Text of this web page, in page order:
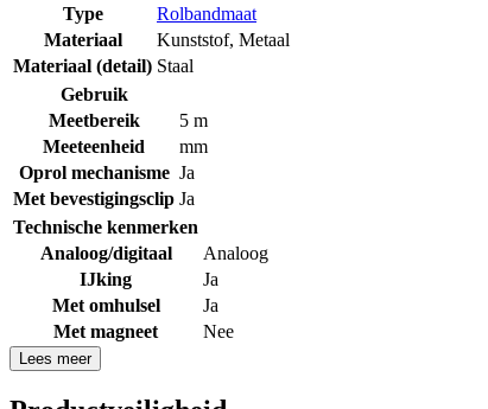
Type
Rolbandmaat
Materiaal
Kunststof, Metaal
Materiaal (detail) Staal
Gebruik
Meetbereik
5 m
Meeteenheid
mm
Oprol mechanisme Ja
Met bevestigingsclip Ja
Technische kenmerken
Analoog/digitaal
Analoog
IJking
Ja
Met omhulsel
Ja
Met magneet
Nee
Lees meer